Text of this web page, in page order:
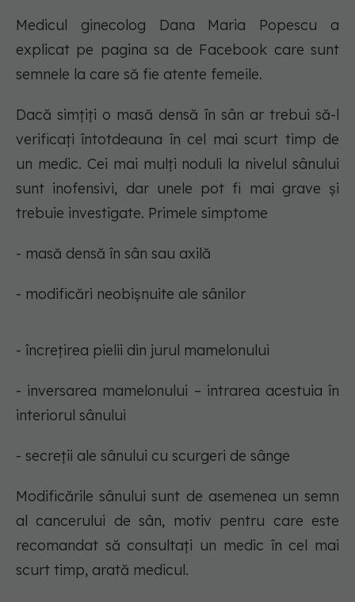
Medicul ginecolog Dana Maria Popescu a
explicat pe pagina sa de Facebook care sunt
semnele la care să fie atente femeile.
Dacă simțiți o masă densă în sân ar trebui să-l
verificați întotdeauna în cel mai scurt timp de
un medic. Cei mai mulți noduli la nivelul sânului
sunt inofensivi, dar unele pot fi mai grave și
trebuie investigate. Primele simptome
- masă densă în sân sau axilă
- modificări neobișnuite ale sânilor
- încrețirea pielii din jurul mamelonului
- inversarea mamelonului – intrarea acestuia în
interiorul sânului
- secreții ale sânului cu scurgeri de sânge
Modificările sânului sunt de asemenea un semn
al cancerului de sân, motiv pentru care este
recomandat să consultați un medic în cel mai
scurt timp, arată medicul.